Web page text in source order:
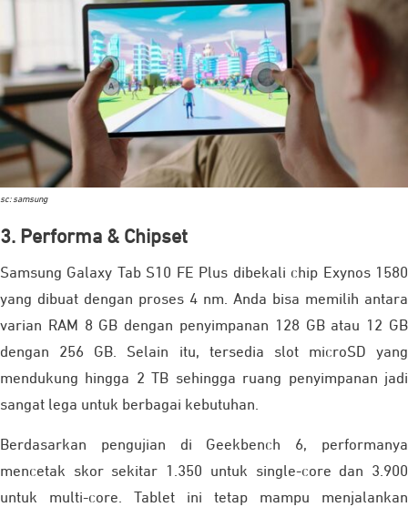
sc: samsung
3. Performa & Chipset
Samsung Galaxy Tab S10 FE Plus dibekali chip Exynos 1580
yang dibuat dengan proses 4 nm. Anda bisa memilih antara
varian RAM 8 GB dengan penyimpanan 128 GB atau 12 GB
dengan 256 GB. Selain itu, tersedia slot microSD yang
mendukung hingga 2 TB sehingga ruang penyimpanan jadi
sangat lega untuk berbagai kebutuhan.
Berdasarkan pengujian di Geekbench 6, performanya
mencetak skor sekitar 1.350 untuk single-core dan 3.900
untuk multi-core. Tablet ini tetap mampu menjalankan